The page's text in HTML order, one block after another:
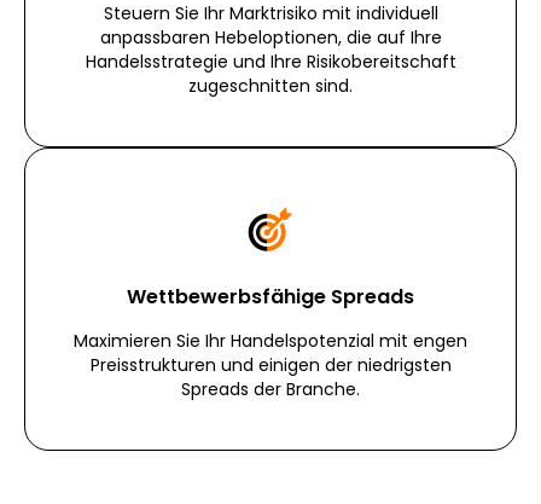
Steuern Sie Ihr Marktrisiko mit individuell
anpassbaren Hebeloptionen, die auf Ihre
Handelsstrategie und Ihre Risikobereitschaft
zugeschnitten sind.
Wettbewerbsfähige Spreads
Maximieren Sie Ihr Handelspotenzial mit engen
Preisstrukturen und einigen der niedrigsten
Spreads der Branche.